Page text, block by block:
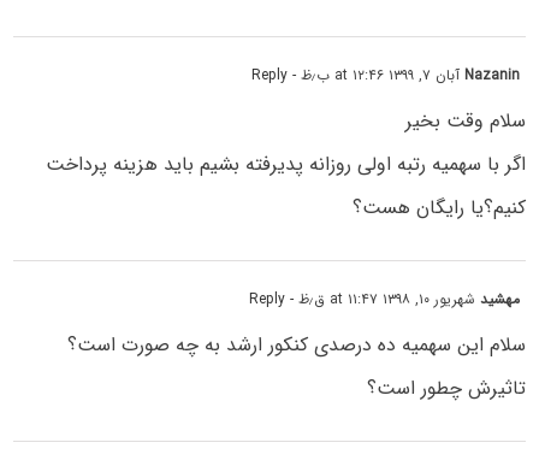
Nazaninآبان ۷, ۱۳۹۹ at ۱۲:۴۶ ب٫ظ - Reply
سلام وقت بخیر
اگر با سهمیه رتبه اولی روزانه پدیرفته بشیم باید هزینه پرداخت
کنیم؟یا رایگان هست؟
مهشیدشهریور ۱۰, ۱۳۹۸ at ۱۱:۴۷ ق٫ظ - Reply
سلام این سهمیه ده درصدی کنکور ارشد به چه صورت است؟
تاثیرش چطور است؟